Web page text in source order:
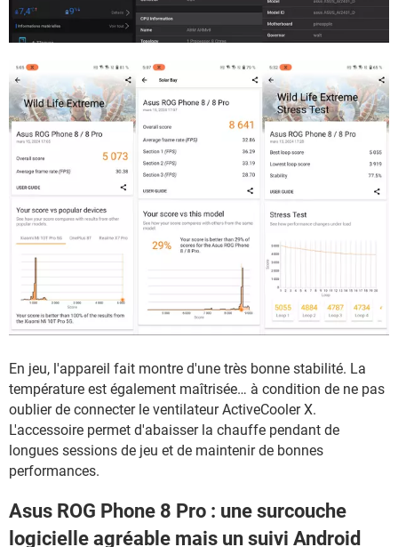
En jeu, l'appareil fait montre d'une très bonne stabilité. La
température est également maîtrisée… à condition de ne pas
oublier de connecter le ventilateur ActiveCooler X.
L'accessoire permet d'abaisser la chauffe pendant de
longues sessions de jeu et de maintenir de bonnes
performances.
Asus ROG Phone 8 Pro : une surcouche
logicielle agréable mais un suivi Android